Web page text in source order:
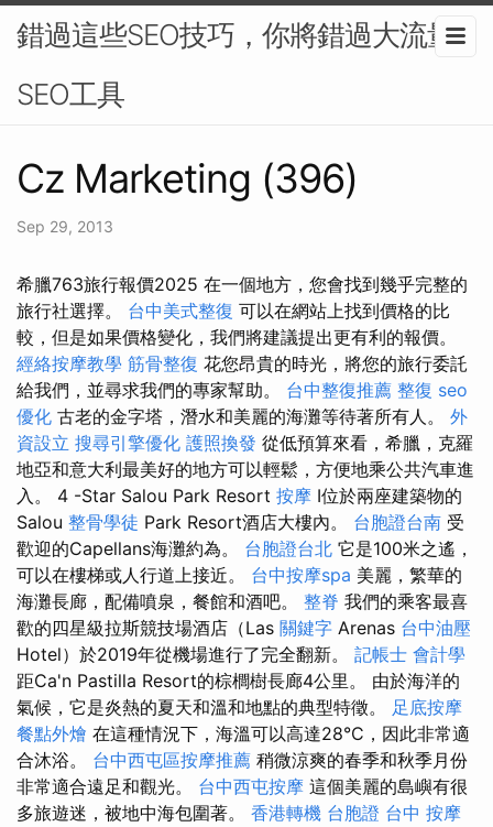
錯過這些SEO技巧，你將錯過大流量-
SEO工具
Cz Marketing (396)
Sep 29, 2013
希臘763旅行報價2025 在一個地方，您會找到幾乎完整的
旅行社選擇。 台中美式整復 可以在網站上找到價格的比
較，但是如果價格變化，我們將建議提出更有利的報價。
經絡按摩教學 筋骨整復 花您昂貴的時光，將您的旅行委託
給我們，並尋求我們的專家幫助。 台中整復推薦 整復 seo
優化 古老的金字塔，潛水和美麗的海灘等待著所有人。 外
資設立 搜尋引擎優化 護照換發 從低預算來看，希臘，克羅
地亞和意大利最美好的地方可以輕鬆，方便地乘公共汽車進
入。 4 -Star Salou Park Resort 按摩 I位於兩座建築物的
Salou 整骨學徒 Park Resort酒店大樓內。 台胞證台南 受
歡迎的Capellans海灘約為。 台胞證台北 它是100米之遙，
可以在樓梯或人行道上接近。 台中按摩spa 美麗，繁華的
海灘長廊，配備噴泉，餐館和酒吧。 整脊 我們的乘客最喜
歡的四星級拉斯競技場酒店（Las 關鍵字 Arenas 台中油壓
Hotel）於2019年從機場進行了完全翻新。 記帳士 會計學
距Ca'n Pastilla Resort的棕櫚樹長廊4公里。 由於海洋的
氣候，它是炎熱的夏天和溫和地點的典型特徵。 足底按摩
餐點外燴 在這種情況下，海溫可以高達28°C，因此非常適
合沐浴。 台中西屯區按摩推薦 稍微涼爽的春季和秋季月份
非常適合遠足和觀光。 台中西屯按摩 這個美麗的島嶼有很
多旅遊迷，被地中海包圍著。 香港轉機 台胞證 台中 按摩